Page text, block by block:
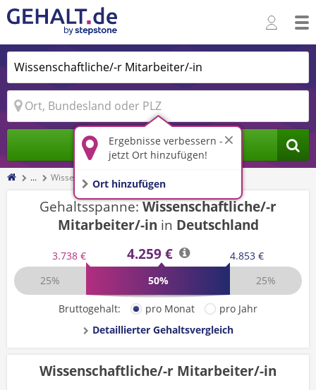
Ergebnisse verbessern -
jetzt Ort hinzufügen!
Ort hinzufügen
Jobs finden
... Wissenschaftliche/-r Mitarbeiter/-in
Gehaltsspanne:Wissenschaftliche/-r
Mitarbeiter/-in in Deutschland
3.738 € 4.259 €
4.853 €
25%
50% 25%
Bruttogehalt: pro Monat
pro Jahr
Detaillierter Gehaltsvergleich
Wissenschaftliche/-r Mitarbeiter/-in